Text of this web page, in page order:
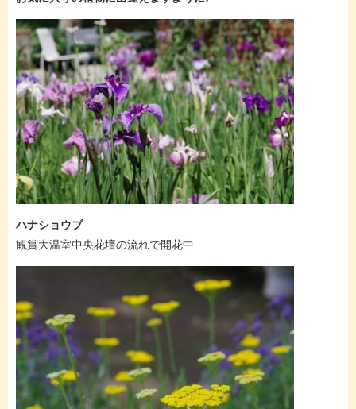
ハナショウブ
観賞大温室中央花壇の流れで開花中